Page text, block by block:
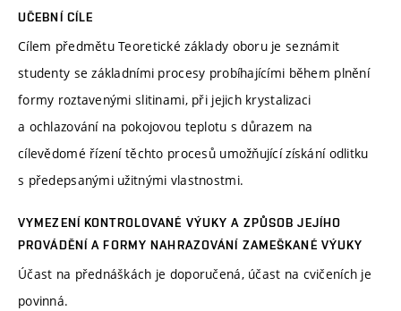
UČEBNÍ CÍLE
Cílem předmětu Teoretické základy oboru je seznámit
studenty se základními procesy probíhajícími během plnění
formy roztavenými slitinami, při jejich krystalizaci
a ochlazování na pokojovou teplotu s důrazem na
cílevědomé řízení těchto procesů umožňující získání odlitku
s předepsanými užitnými vlastnostmi.
VYMEZENÍ KONTROLOVANÉ VÝUKY A ZPŮSOB JEJÍHO
PROVÁDĚNÍ A FORMY NAHRAZOVÁNÍ ZAMEŠKANÉ VÝUKY
Účast na přednáškách je doporučená, účast na cvičeních je
povinná.